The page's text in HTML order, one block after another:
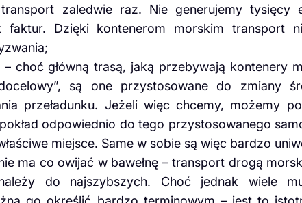
zaledwie raz. Nie generujemy tysięcy
faktur. Dzięki kontenerom morskim transport
choć główną trasą, jaką przebywają kontenery
są one przystosowane do zmiany
przeładunku. Jeżeli więc chcemy, możemy
odpowiednio do tego przystosowanego
miejsce. Same w sobie są więc bardzo
ma co owijać w bawełnę – transport drogą
do najszybszych. Choć jednak wiele